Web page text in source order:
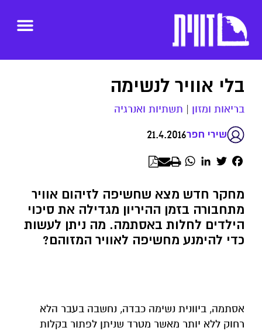
בלי אוויר לנשימה
בריאות ומזון | תשתיות ואנרגיה
שירי חפר21.4.2016
Facebook
Twitter
LinkedIn
WhatsApp
מחקר חדש מצא שחשיפה לזיהום אוויר
מתחבורה בזמן ההיריון מגדילה את סיכוי
הילדים לחלות באסתמה. מה ניתן לעשות
כדי להימנע מחשיפה לאוויר המזוהם?
אסתמה, ביוונית נשימה כבדה, נחשבה בעבר הלא
רחוק ללא יותר מאשר מטרד שניתן לפתור בקלות